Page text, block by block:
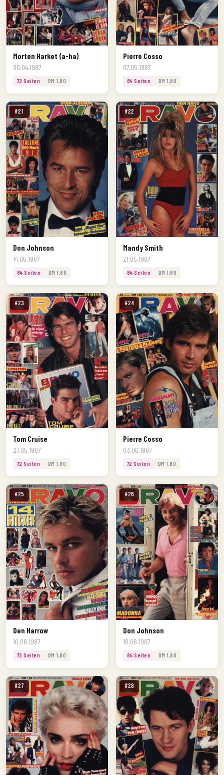
Morten Harket (a-ha)
30.04.1987
72 Seiten DM 1,80
Pierre Cosso
07.05.1987
84 Seiten DM 1,80
#21
Don Johnson
14.05.1987
84 Seiten DM 1,80
#22
Mandy Smith
21.05.1987
84 Seiten DM 1,80
#23
Tom Cruise
27.05.1987
72 Seiten DM 1,80
#24
Pierre Cosso
03.06.1987
72 Seiten DM 1,80
#25
Den Harrow
10.06.1987
72 Seiten DM 1,80
#26
Don Johnson
16.06.1987
84 Seiten DM 1,80
#27 #28